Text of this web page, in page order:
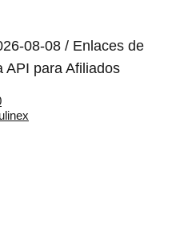
08-08 / Enlaces de
API para Afiliados